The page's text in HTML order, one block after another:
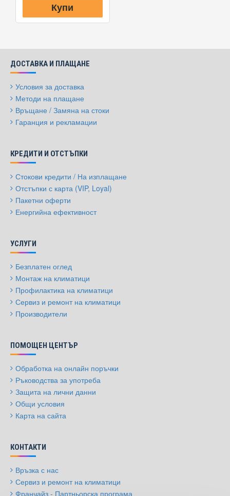
Купи
ДОСТАВКА И ПЛАЩАНЕ
Условия за доставка
Методи на плащане
Връщане / Замяна на стоки
Гаранция и рекламации
КРЕДИТИ И ОТСТЪПКИ
Стокови кредити / На изплащане
Отстъпки с карта (VIP, Loyal)
Пакетни оферти
Енергийна ефективност
УСЛУГИ
Безплатен оглед
Монтаж на климатици
Профилактика на климатици
Сервиз и ремонт на климатици
Производители
ПОМОЩЕН ЦЕНТЪР
Обработка на онлайн поръчки
Ръководства за употреба
Защита на лични данни
Общи условия
Карта на сайта
КОНТАКТИ
Връзка с нас
Сервиз и ремонт на климатици
Франчайз - Партньорска програма